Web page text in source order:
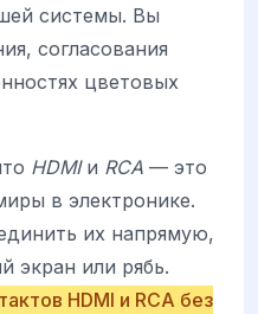
системы. Вы
согласования
цветовых
HDMIи RCA — это
в электронике.
их напрямую,
экран или рябь.
HDMI и RCA без